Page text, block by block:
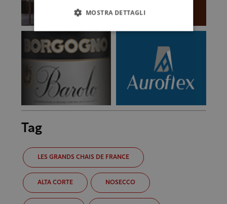
Tag
LES GRANDS CHAIS DE FRANCE
ALTA CORTE NOSECCO
MOSTRA DETTAGLI